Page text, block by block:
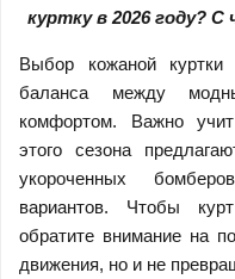
куртку в 2026 году?
Выбор кожаной
баланса между
комфортом. Важно
этого сезона
укороченных
вариантов. Чтобы
обратите внимание на
движения, но и не